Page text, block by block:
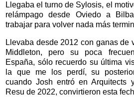
Llegaba el turno de Sylosis, el
relámpago desde Oviedo a
trabajar para volver nada más
Llevaba desde 2012 con ganas de
Middleton, pero su poca
España, sólo recuerdo su última
la que me los perdí, su
cuando Josh entró en Arquitects
Resu de 2022, convirtieron esta